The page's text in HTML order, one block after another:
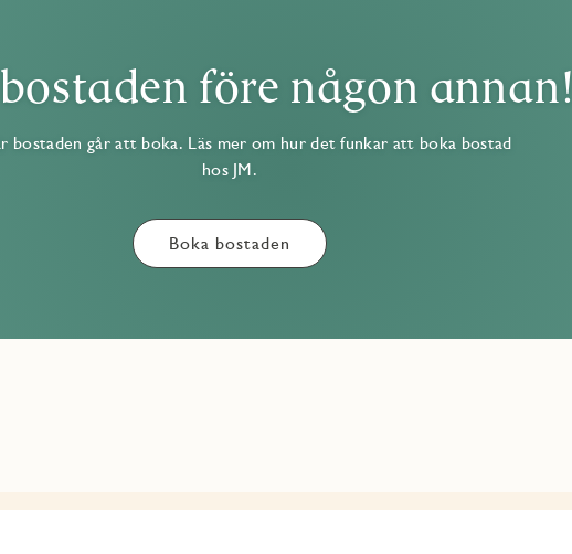
i JMs originalinredning. Förvaring i kommod.
Asfalterad uppfart och marksten framför entréer.
före någon annan!
bostaden går att boka. Läs mer om hur det funkar att boka bostad
hos JM.
Boka bostaden